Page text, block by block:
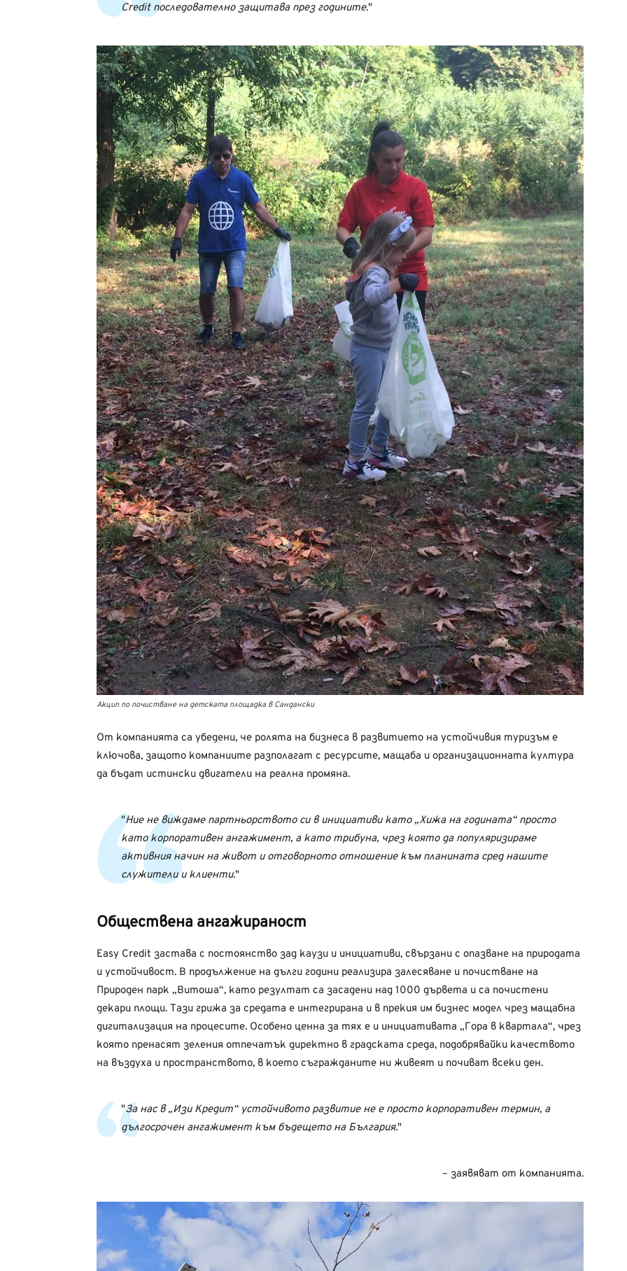
Credit последователно защитава през годините.
Акцип по почистване на детската площадка в Сандански
От компанията са убедени, че ролята на бизнеса в развитието на устойчивия туризъм е
ключова, защото компаниите разполагат с ресурсите, мащаба и организационната култура
да бъдат истински двигатели на реална промяна.
Ние не виждаме партньорството си в инициативи като „Хижа на годината“ просто
като корпоративен ангажимент, а като трибуна, чрез която да популяризираме
активния начин на живот и отговорното отношение към планината сред нашите
служители и клиенти.
Обществена ангажираност
Easy Credit застава с постоянство зад каузи и инициативи, свързани с опазване на природата
и устойчивост. В продължение на дълги години реализира залесяване и почистване на
Природен парк „Витоша“, като резултат са засадени над 1000 дървета и са почистени
декари площи. Тази грижа за средата е интегрирана и в прекия им бизнес модел чрез мащабна
дигитализация на процесите. Особено ценна за тях е и инициативата „Гора в квартала“, чрез
която пренасят зеления отпечатък директно в градската среда, подобрявайки качеството
на въздуха и пространството, в което съгражданите ни живеят и почиват всеки ден.
За нас в „Изи Кредит“ устойчивото развитие не е просто корпоративен термин, а
дългосрочен ангажимент към бъдещето на България.
– заявяват от компанията.